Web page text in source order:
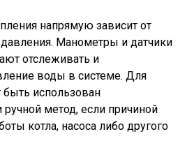
напрямую зависит от
Манометры и датчики
отслеживать и
воды в системе. Для
использован
ручной метод, если причиной
котла, насоса либо другого